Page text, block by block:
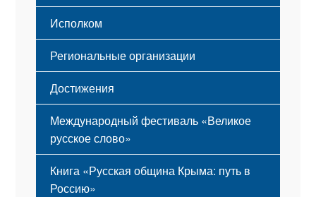
Исполком
Региональные организации
Достижения
Международный фестиваль «Великое
русское слово»
Книга «Русская община Крыма: путь в
Россию»